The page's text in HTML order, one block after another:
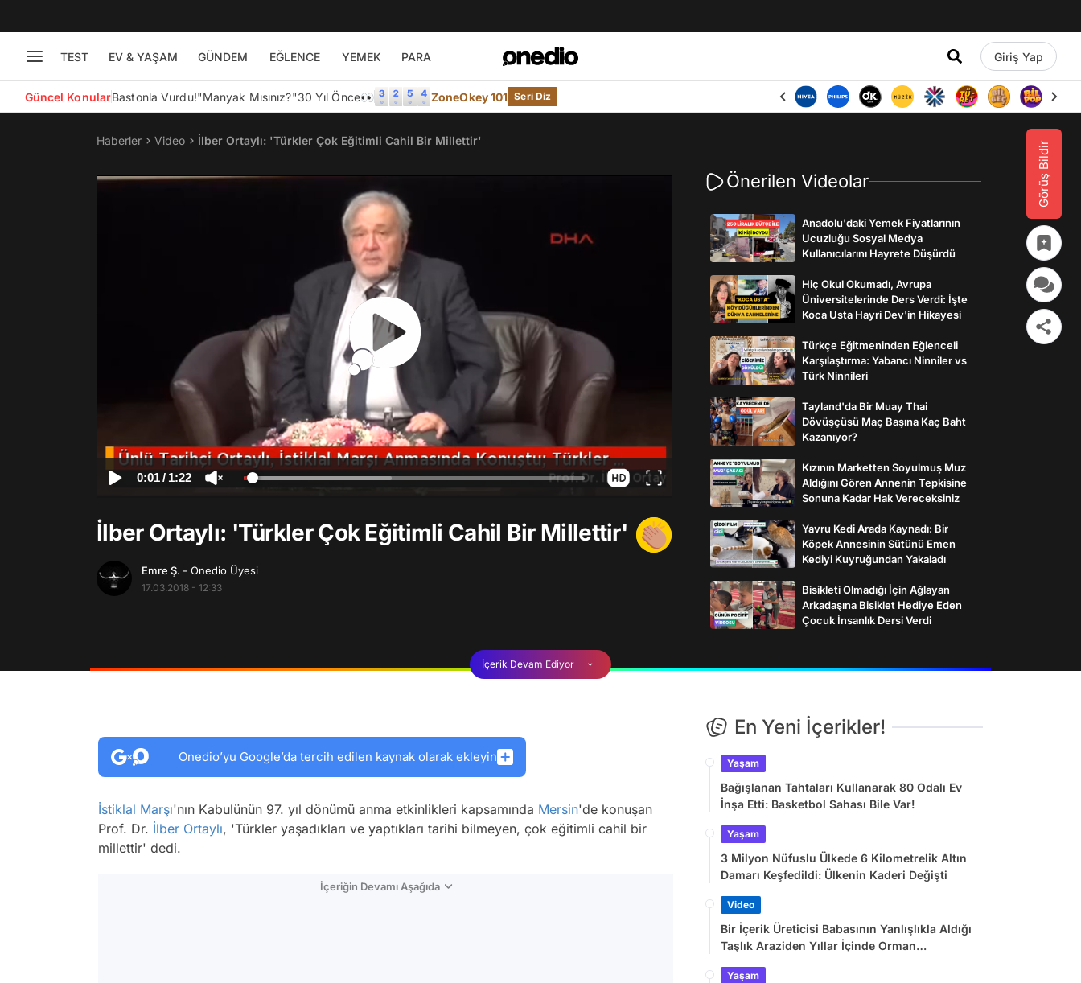
TEST EV & YAŞAM GÜNDEM EĞLENCE YEMEK PARA Giriş Yap
Güncel KonularBastonla Vurdu!"Manyak Mısınız?"30 Yıl Önce👀 ZoneOkey 101 Seri Diz
Görüş Bildir
Haberler Video İlber Ortaylı: 'Türkler Çok Eğitimli Cahil Bir Millettir'
0:01/ 1:22
İlber Ortaylı: 'Türkler Çok Eğitimli Cahil Bir Millettir'
Emre Ş. - Onedio Üyesi
17.03.2018 - 12:33
Önerilen Videolar
Anadolu'daki Yemek Fiyatlarının
Ucuzluğu Sosyal Medya
Kullanıcılarını Hayrete Düşürdü
Hiç Okul Okumadı, Avrupa
Üniversitelerinde Ders Verdi: İşte
Koca Usta Hayri Dev'in Hikayesi
Türkçe Eğitmeninden Eğlenceli
Karşılaştırma: Yabancı Ninniler vs
Türk Ninnileri
Tayland'da Bir Muay Thai
Dövüşçüsü Maç Başına Kaç Baht
Kazanıyor?
Kızının Marketten Soyulmuş Muz
Aldığını Gören Annenin Tepkisine
Sonuna Kadar Hak Vereceksiniz
Yavru Kedi Arada Kaynadı: Bir
Köpek Annesinin Sütünü Emen
Kediyi Kuyruğundan Yakaladı
Bisikleti Olmadığı İçin Ağlayan
Arkadaşına Bisiklet Hediye Eden
Çocuk İnsanlık Dersi Verdi
İçerik Devam Ediyor
Onedio’yu Google’da tercih edilen kaynak olarak ekleyin
İstiklal Marşı'nın Kabulünün 97. yıl dönümü anma etkinlikleri kapsamında Mersin'de konuşan
Prof. Dr. İlber Ortaylı, 'Türkler yaşadıkları ve yaptıkları tarihi bilmeyen, çok eğitimli cahil bir
millettir' dedi.
İçeriğin Devamı Aşağıda
En Yeni İçerikler!
Yaşam
Bağışlanan Tahtaları Kullanarak 80 Odalı Ev
İnşa Etti: Basketbol Sahası Bile Var!
Yaşam
3 Milyon Nüfuslu Ülkede 6 Kilometrelik Altın
Damarı Keşfedildi: Ülkenin Kaderi Değişti
Video
Bir İçerik Üreticisi Babasının Yanlışlıkla Aldığı
Taşlık Araziden Yıllar İçinde Orman
Yaşam